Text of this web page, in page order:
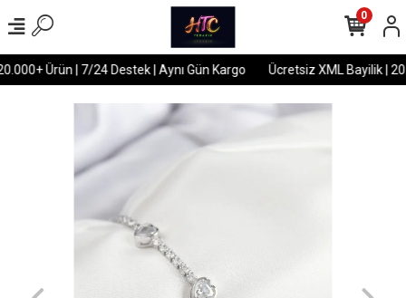
Ürün | 7/24 Destek | Aynı Gün Kargo Ücretsiz XML Bayilik |
0